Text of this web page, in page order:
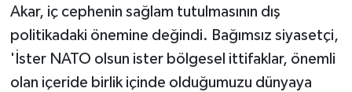
Akar, iç cephenin sağlam tutulmasının dış
politikadaki önemine değindi. Bağımsız siyasetçi,
'İster NATO olsun ister bölgesel ittifaklar, önemli
olan içeride birlik içinde olduğumuzu dünyaya